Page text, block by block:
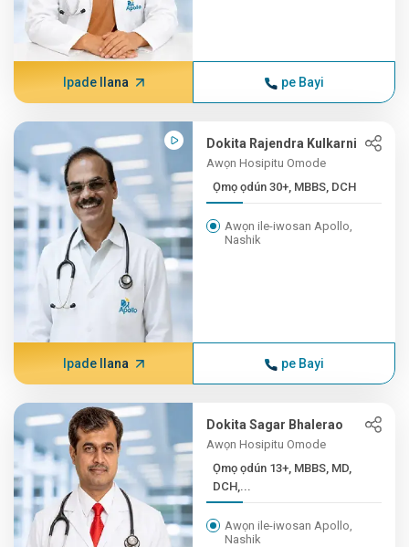
Ipade Ilana pe Bayi
Dokita Rajendra Kulkarni
Awọn Hosipitu Omode
Ọmọ ọdún 30+, MBBS, DCH
Awọn ile-iwosan Apollo,
Nashik
Ipade Ilana pe Bayi
Dokita Sagar Bhalerao
Awọn Hosipitu Omode
Ọmọ ọdún 13+, MBBS, MD,
DCH,...
Awọn ile-iwosan Apollo,
Nashik